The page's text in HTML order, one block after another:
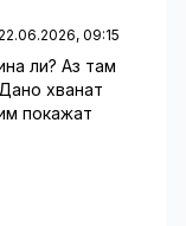
22.06.2026, 09:15
ли? Аз там
хванат
покажат